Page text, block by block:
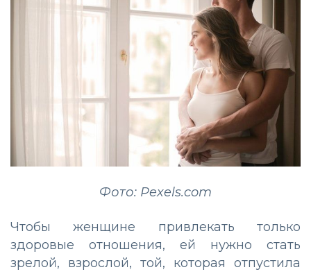
Фото: Pexels.com
Чтобы женщине привлекать только
здоровые отношения, ей нужно стать
зрелой, взрослой, той, которая отпустила